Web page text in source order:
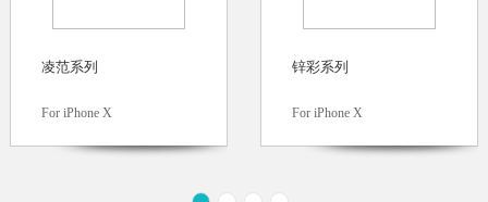
凌范系列
For iPhone X
锌彩系列
For iPhone X